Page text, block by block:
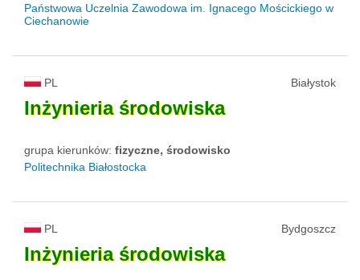
Państwowa Uczelnia Zawodowa im. Ignacego Mościckiego w
Ciechanowie
PL Białystok
Inżynieria środowiska
grupa kierunków: fizyczne, środowisko
Politechnika Białostocka
PL Bydgoszcz
Inżynieria środowiska